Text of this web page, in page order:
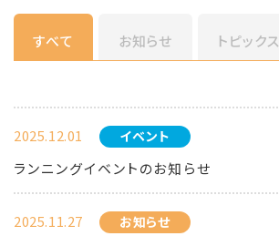
すべて お知らせ トピックス
2025.12.01 イベント
ランニングイベントのお知らせ
2025.11.27 お知らせ